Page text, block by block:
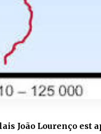
João Lourenço est